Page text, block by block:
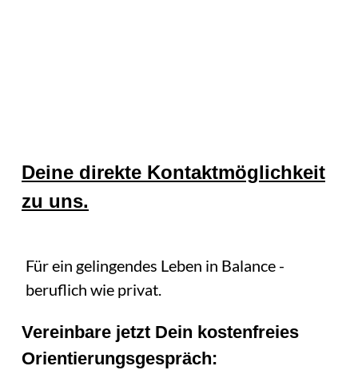
Deine direkte Kontaktmöglichkeit
zu uns.
Für ein gelingendes Leben in Balance -
beruflich wie privat.
Vereinbare jetzt Dein kostenfreies
Orientierungsgespräch: